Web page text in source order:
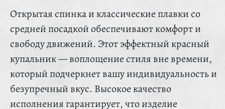
Открытая спинка и классические плавки со
средней посадкой обеспечивают комфорт и
свободу движений. Этот эффектный красный
купальник — воплощение стиля вне времени,
который подчеркнет вашу индивидуальность и
безупречный вкус. Высокое качество
исполнения гарантирует, что изделие